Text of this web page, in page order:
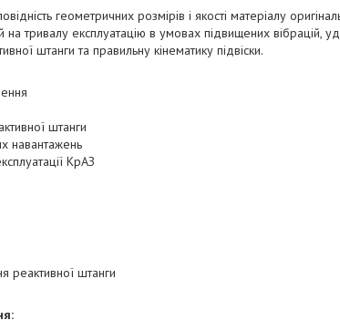
геометричних розмірів і якості матеріалу
на тривалу експлуатацію в умовах підвищених вібрацій,
штанги та правильну кінематику підвіски.
штанги
навантажень
КрАЗ
реактивної штанги